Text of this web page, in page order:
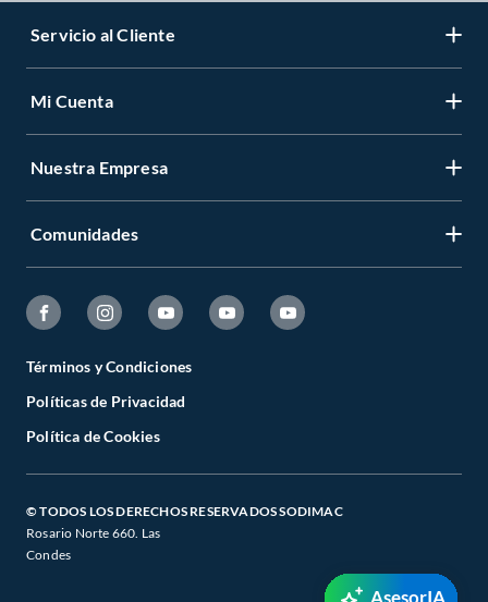
Servicio al Cliente
Mi Cuenta
Nuestra Empresa
Comunidades
Términos y Condiciones
Políticas de Privacidad
Política de Cookies
© TODOS LOS DERECHOS RESERVADOS SODIMAC
Rosario Norte 660. Las
Condes
AsesorIA